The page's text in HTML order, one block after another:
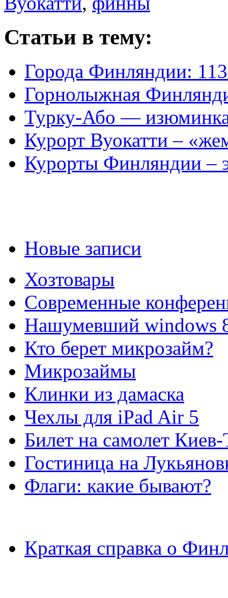
Статьи в тему:
Города Финляндии:
Горнолыжная
Турку-Або —
Курорт Вуокатти –
Курорты Финляндии –
Новые записи
Хозтовары
Современные
Нашумевший windows
Кто берет микрозайм?
Микрозаймы
Клинки из дамаска
Чехлы для iPad Air 5
Билет на самолет
Гостиница на
Флаги: какие бывают?
Краткая справка о